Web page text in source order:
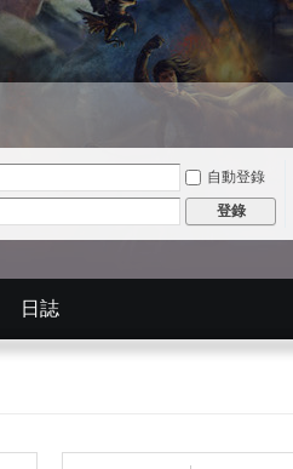
自動登錄
登錄
日誌